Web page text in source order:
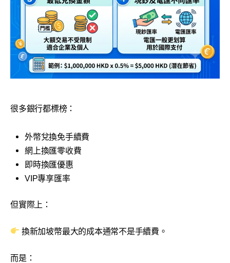
很多銀行都標榜：
外幣兌換免手續費
網上換匯零收費
即時換匯優惠
VIP專享匯率
但實際上：
換新加坡幣最大的成本通常不是手續費。
而是：